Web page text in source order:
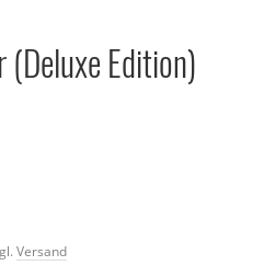
(Deluxe Edition)
Versand